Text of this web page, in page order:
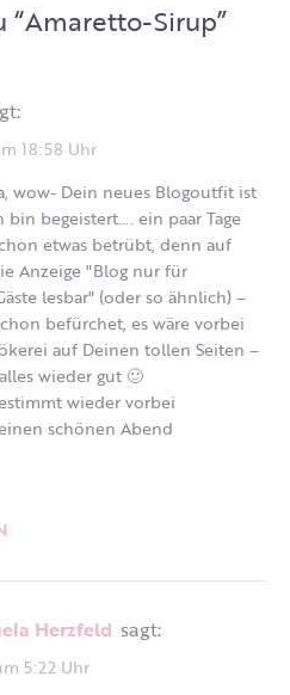
“Amaretto-Sirup”
18:58 Uhr
wow- Dein neues Blogoutfit ist
bin begeistert…. ein paar Tage
etwas betrübt, denn auf
Anzeige "Blog nur für
lesbar" (oder so ähnlich) –
befürchet, es wäre vorbei
auf Deinen tollen Seiten –
wieder gut 🙂
wieder vorbei
schönen Abend
Herzfeld sagt:
5:22 Uhr